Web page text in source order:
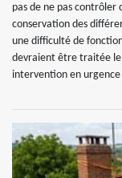
pas de ne pas
conservation des
une difficulté de
devraient être traitée le
intervention en